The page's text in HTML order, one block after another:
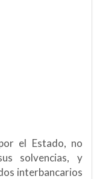
el Estado, no
solvencias, y
interbancarios